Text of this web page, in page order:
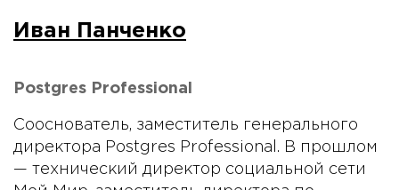
Иван Панченко
Postgres Professional
Сооснователь, заместитель генерального
директора Postgres Professional. В прошлом
— технический директор социальной сети